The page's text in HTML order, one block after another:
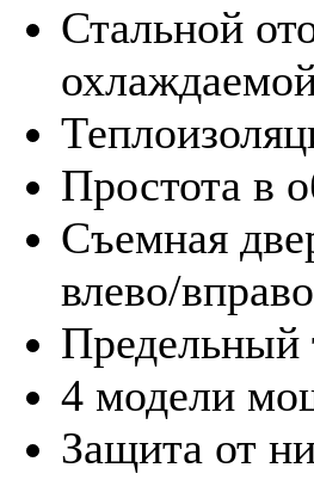
Стальной
Простота в
Съемная
влево/
Предельный
4 модели
Защита от